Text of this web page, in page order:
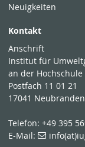
Neuigkeiten
Kontakt
Anschrift
Institut für
an der
Postfach 11 01 21
17041
Telefon: +49 395
E-Mail: